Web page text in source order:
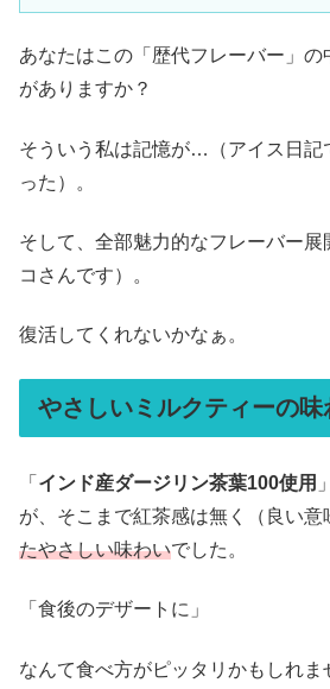
あなたはこの「歴代フレーバー」の
がありますか？
そういう私は記憶が…（アイス日記
った）。
そして、全部魅力的なフレーバー
コさんです）。
復活してくれないかなぁ。
やさしいミルクティーの味
「 インド産ダージリン茶葉100使用
が、そこまで紅茶感は無く（良い意
たやさしい味わいでした。
「食後のデザートに」
なんて食べ方がピッタリかもしれま